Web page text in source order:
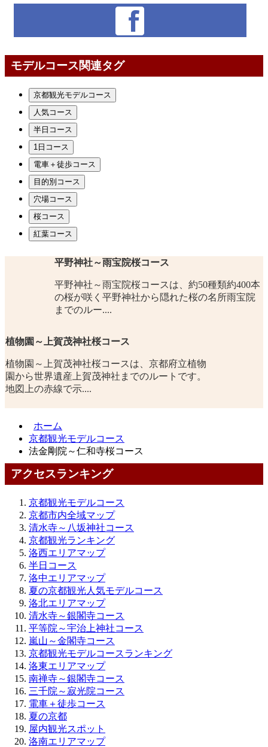
モデルコース関連タグ
京都観光モデルコース
人気コース
半日コース
1日コース
電車＋徒歩コース
目的別コース
穴場コース
桜コース
紅葉コース
平野神社～雨宝院桜コース
平野神社～雨宝院桜コースは、約50種類約400本
の桜が咲く平野神社から隠れた桜の名所雨宝院
までのルー....
植物園～上賀茂神社桜コース
植物園～上賀茂神社桜コースは、京都府立植物
園から世界遺産上賀茂神社までのルートです。
地図上の赤線で示....
ホーム
京都観光モデルコース
法金剛院～仁和寺桜コース
アクセスランキング
京都観光モデルコース
京都市内全域マップ
清水寺～八坂神社コース
京都観光ランキング
洛西エリアマップ
半日コース
洛中エリアマップ
夏の京都観光人気モデルコース
洛北エリアマップ
清水寺～銀閣寺コース
平等院～宇治上神社コース
嵐山～金閣寺コース
京都観光モデルコースランキング
洛東エリアマップ
南禅寺～銀閣寺コース
三千院～寂光院コース
電車＋徒歩コース
夏の京都
屋内観光スポット
洛南エリアマップ